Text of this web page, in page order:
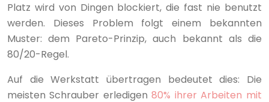
Platz wird von Dingen blockiert, die fast nie benutzt
werden. Dieses Problem folgt einem bekannten
Muster: dem Pareto-Prinzip, auch bekannt als die
80/20-Regel.
Auf die Werkstatt übertragen bedeutet dies: Die
meisten Schrauber erledigen80% ihrer Arbeiten mit